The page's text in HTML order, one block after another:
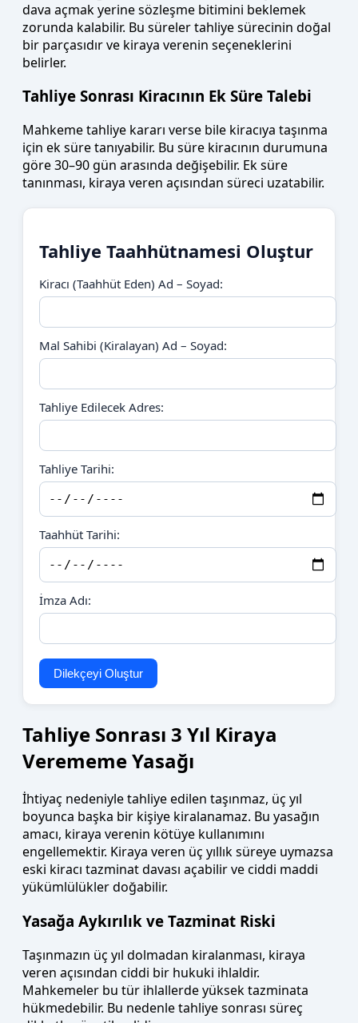
dava açmak yerine sözleşme bitimini beklemek
zorunda kalabilir. Bu süreler tahliye sürecinin doğal
bir parçasıdır ve kiraya verenin seçeneklerini
belirler.
Tahliye Sonrası Kiracının Ek Süre Talebi
Mahkeme tahliye kararı verse bile kiracıya taşınma
için ek süre tanıyabilir. Bu süre kiracının durumuna
göre 30–90 gün arasında değişebilir. Ek süre
tanınması, kiraya veren açısından süreci uzatabilir.
Tahliye Taahhütnamesi Oluştur
Kiracı (Taahhüt Eden) Ad – Soyad:
Mal Sahibi (Kiralayan) Ad – Soyad:
Tahliye Edilecek Adres:
Tahliye Tarihi:
Taahhüt Tarihi:
İmza Adı:
Dilekçeyi Oluştur
Tahliye Sonrası 3 Yıl Kiraya
Verememe Yasağı
İhtiyaç nedeniyle tahliye edilen taşınmaz, üç yıl
boyunca başka bir kişiye kiralanamaz. Bu yasağın
amacı, kiraya verenin kötüye kullanımını
engellemektir. Kiraya veren üç yıllık süreye uymazsa
eski kiracı tazminat davası açabilir ve ciddi maddi
yükümlülükler doğabilir.
Yasağa Aykırılık ve Tazminat Riski
Taşınmazın üç yıl dolmadan kiralanması, kiraya
veren açısından ciddi bir hukuki ihlaldir.
Mahkemeler bu tür ihlallerde yüksek tazminata
hükmedebilir. Bu nedenle tahliye sonrası süreç